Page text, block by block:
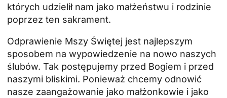
których udzielił nam jako małżeństwu i rodzinie
poprzez ten sakrament.
Odprawienie Mszy Świętej jest najlepszym
sposobem na wypowiedzenie na nowo naszych
ślubów. Tak postępujemy przed Bogiem i przed
naszymi bliskimi. Ponieważ chcemy odnowić
nasze zaangażowanie jako małżonkowie i jako